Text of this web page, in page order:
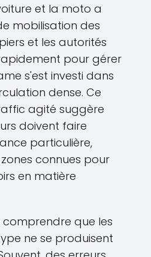
et la moto a
mobilisation des
et les autorités
pour gérer
s'est investi dans
dense. Ce
agité suggère
doivent faire
particulière,
connues pour
en matière
que les
ne se produisent